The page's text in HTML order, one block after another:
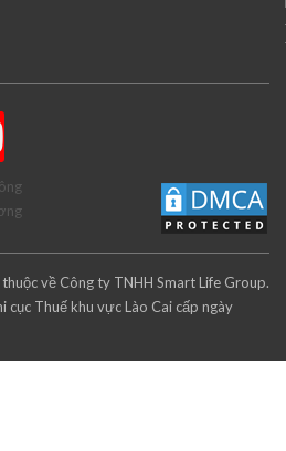
về Công ty TNHH Smart Life Group.
Thuế khu vực Lào Cai cấp ngày